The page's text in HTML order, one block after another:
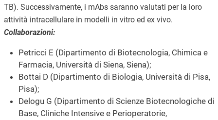
TB). Successivamente, i mAbs saranno valutati per la loro
attività intracellulare in modelli in vitro ed ex vivo.
Collaborazioni:
Petricci E (Dipartimento di Biotecnologia, Chimica e
Farmacia, Università di Siena, Siena);
Bottai D (Dipartimento di Biologia, Università di Pisa,
Pisa);
Delogu G (Dipartimento di Scienze Biotecnologiche di
Base, Cliniche Intensive e Perioperatorie,